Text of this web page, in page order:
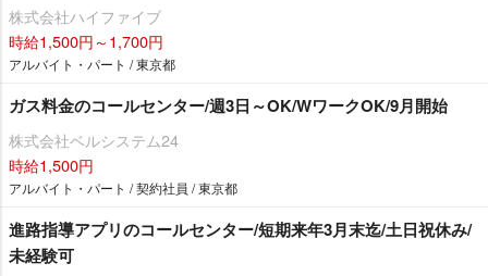
株式会社ハイファイブ
時給1,500円～1,700円
アルバイト・パート / 東京都
ガス料金のコールセンター/週3日～OK/WワークOK/9月開始
株式会社ベルシステム24
時給1,500円
アルバイト・パート / 契約社員 / 東京都
進路指導アプリのコールセンター/短期来年3月末迄/土日祝休み/
未経験可